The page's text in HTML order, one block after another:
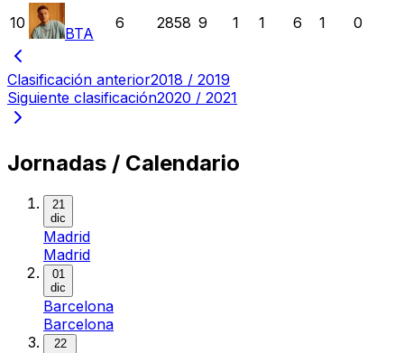
10
BTA
6 2858 9 1 1 6 1 0
Clasificación anterior2018 / 2019
Siguiente clasificación2020 / 2021
Jornadas / Calendario
21
dic
Madrid
Madrid
01
dic
Barcelona
Barcelona
22